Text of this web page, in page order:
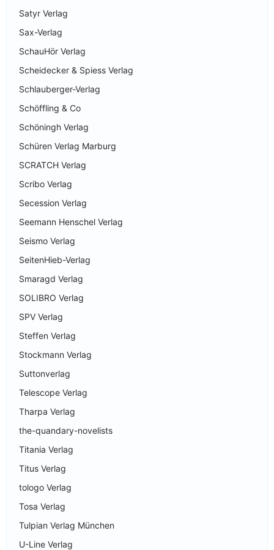
Satyr Verlag
Sax-Verlag
SchauHör Verlag
Scheidecker & Spiess Verlag
Schlauberger-Verlag
Schöffling & Co
Schöningh Verlag
Schüren Verlag Marburg
SCRATCH Verlag
Scribo Verlag
Secession Verlag
Seemann Henschel Verlag
Seismo Verlag
SeitenHieb-Verlag
Smaragd Verlag
SOLIBRO Verlag
SPV Verlag
Steffen Verlag
Stockmann Verlag
Suttonverlag
Telescope Verlag
Tharpa Verlag
the-quandary-novelists
Titania Verlag
Titus Verlag
tologo Verlag
Tosa Verlag
Tulpian Verlag München
U-Line Verlag